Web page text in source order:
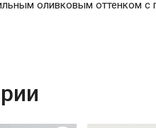
оливковым оттенком с